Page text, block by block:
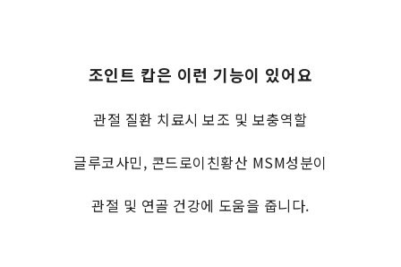
조인트 캅은 이런 기능이 있어요
관절 질환 치료시 보조 및 보충역할
글루코사민, 콘드로이친황산 MSM성분이
관절 및 연골 건강에 도움을 줍니다.